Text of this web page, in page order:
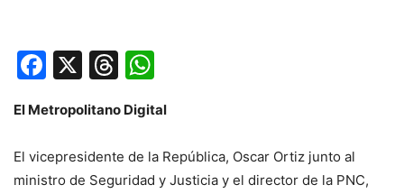
Facebook
X Threads
El Metropolitano Digital
El vicepresidente de la República, Oscar Ortiz junto al
ministro de Seguridad y Justicia y el director de la PNC,